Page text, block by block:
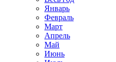
Январь
Февраль
Март
Апрель
Май
Июнь